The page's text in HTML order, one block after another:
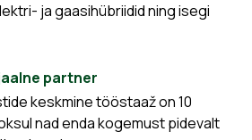
ja gaasihübriidid ning isegi
partner
keskmine tööstaaž on 10
nad enda kogemust pidevalt